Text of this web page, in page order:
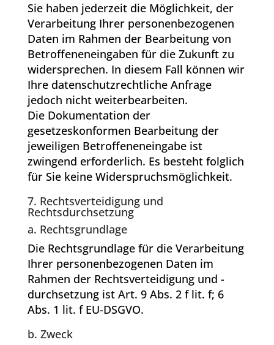
Sie haben jederzeit die Möglichkeit, der
Verarbeitung Ihrer personenbezogenen
Daten im Rahmen der Bearbeitung von
Betroffeneneingaben für die Zukunft zu
widersprechen. In diesem Fall können wir
Ihre datenschutzrechtliche Anfrage
jedoch nicht weiterbearbeiten.
Die Dokumentation der
gesetzeskonformen Bearbeitung der
jeweiligen Betroffeneneingabe ist
zwingend erforderlich. Es besteht folglich
für Sie keine Widerspruchsmöglichkeit.
7. Rechtsverteidigung und
Rechtsdurchsetzung
a. Rechtsgrundlage
Die Rechtsgrundlage für die Verarbeitung
Ihrer personenbezogenen Daten im
Rahmen der Rechtsverteidigung und -
durchsetzung ist Art. 9 Abs. 2 f lit. f; 6
Abs. 1 lit. f EU-DSGVO.
b. Zweck